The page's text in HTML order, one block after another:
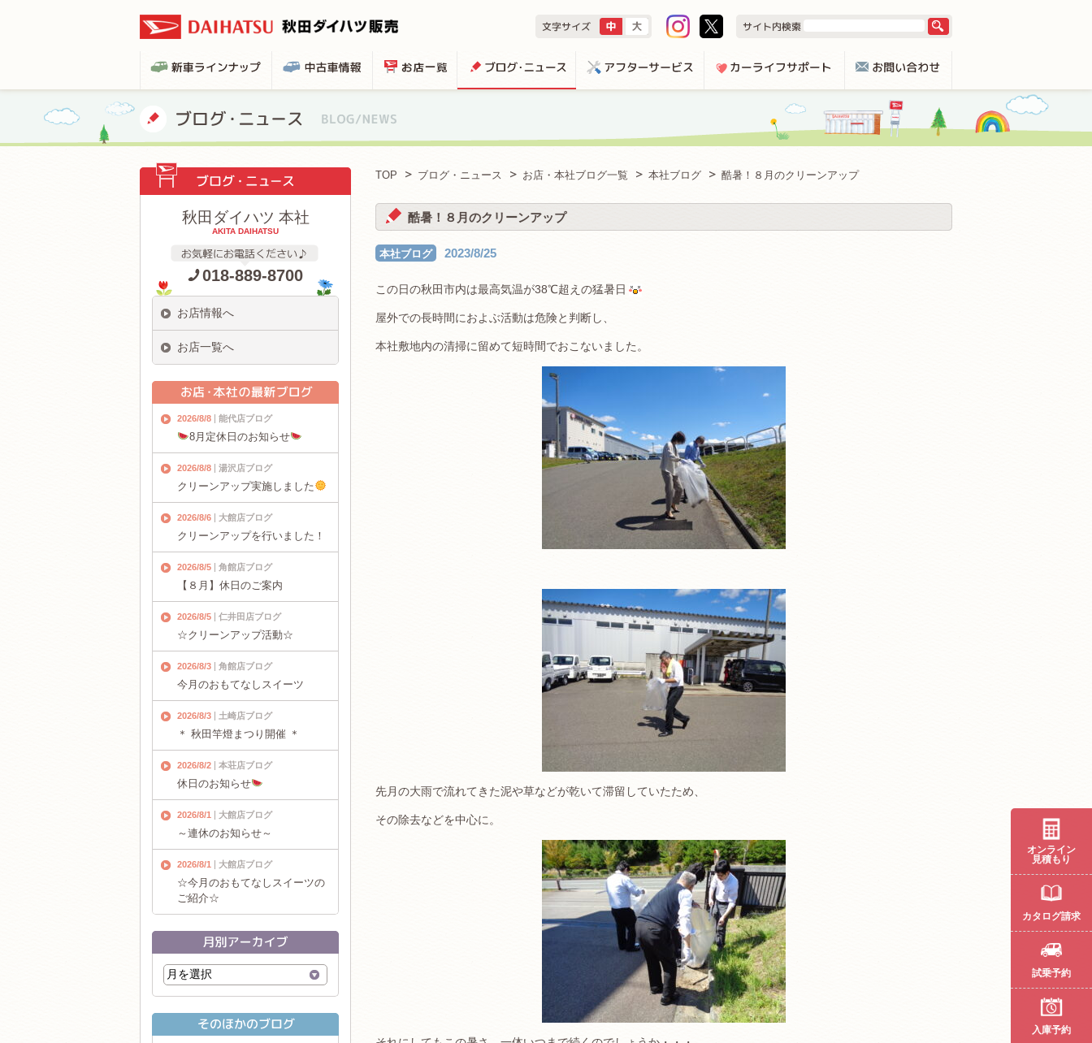
TOP ブログ・ニュース お店・本社ブログ一覧 本社ブログ 酷暑！８月のクリーンアップ
酷暑！８月のクリーンアップ
本社ブログ 2023/8/25
この日の秋田市内は最高気温が38℃超えの猛暑日
屋外での長時間におよぶ活動は危険と判断し、
本社敷地内の清掃に留めて短時間でおこないました。
先月の大雨で流れてきた泥や草などが乾いて滞留していたため、
その除去などを中心に。
秋田ダイハツ 本社
AKITA DAIHATSU
018-889-8700
お店情報へ
お店一覧へ
2026/8/8 能代店ブログ
8月定休日のお知らせ
2026/8/8 湯沢店ブログ
クリーンアップ実施しました
2026/8/6 大館店ブログ
クリーンアップを行いました！
2026/8/5 角館店ブログ
【８月】休日のご案内
2026/8/5 仁井田店ブログ
☆クリーンアップ活動☆
2026/8/3 角館店ブログ
今月のおもてなしスイーツ
2026/8/3 土崎店ブログ
＊ 秋田竿燈まつり開催 ＊
2026/8/2 本荘店ブログ
休日のお知らせ
2026/8/1 大館店ブログ
～連休のお知らせ～
2026/8/1 大館店ブログ
☆今月のおもてなしスイーツの
ご紹介☆
オンライン
見積もり
カタログ請求
試乗予約
入庫予約